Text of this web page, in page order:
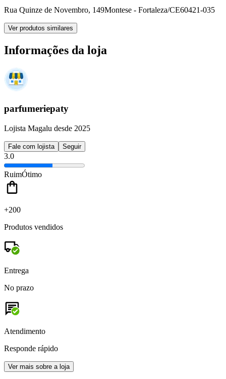
Rua Quinze de Novembro, 149Montese - Fortaleza/CE60421-035
Ver produtos similares
Informações da loja
parfumeriepaty
Lojista Magalu desde 2025
Fale com lojista Seguir
3.0
RuimÓtimo
+200
Produtos vendidos
Entrega
No prazo
Atendimento
Responde rápido
Ver mais sobre a loja